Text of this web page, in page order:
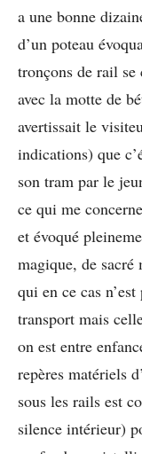
a une bonne
d’un poteau
tronçons de rail se
avec la motte de
avertissait le
indications) que
son tram par le
ce qui me
et évoqué
magique, de sacré
qui en ce cas
transport mais
on est entre
repères matériels
sous les rails est
silence intérieur)